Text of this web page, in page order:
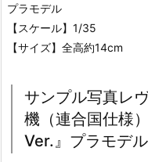
プラモデル
【スケール】1/35
【サイズ】全高約14cm
サンプル写真レ
機（連合国仕様
Ver.』プラモデル